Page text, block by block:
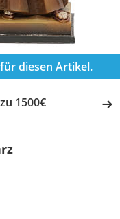
diesen Artikel.
1500€